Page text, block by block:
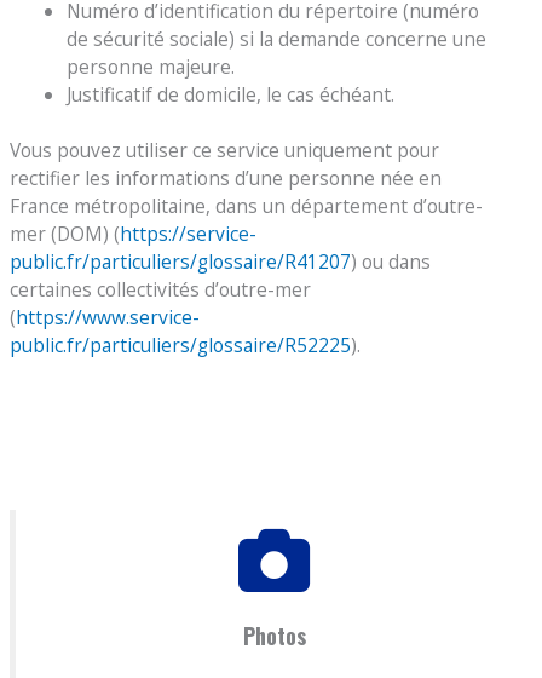
Numéro d’identification du répertoire (numéro
de sécurité sociale) si la demande concerne une
personne majeure.
Justificatif de domicile, le cas échéant.
Vous pouvez utiliser ce service uniquement pour
rectifier les informations d’une personne née en
France métropolitaine, dans un département d’outre-
mer (DOM) (https://service-
public.fr/particuliers/glossaire/R41207) ou dans
certaines collectivités d’outre-mer
(https://www.service-
public.fr/particuliers/glossaire/R52225).
Photos